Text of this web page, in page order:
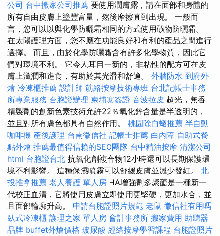
公司 台中搬家公司推薦 要使用潤膚露，請在面部和身體的
所有自由皮膚上塗豐富量，然後摩擦直到出現。 一般而
言，您可以以與化學防曬霜相同的方式使用礦物防曬霜。
在太陽護理方面，您不應在功能良好和有利的產品之間進行
選擇。 而且，由於化學防曬霜含有許多化學物質，因此它
們對環境不利。 它令人耳目一新的，非粘性的配方可在皮
膚上滋潤和進食，有助於其光滑和舒適。 外牆防水 到府外
燴 冷凍櫃推薦 設計師 筋絡按摩技術專班 台北記帳士事務
所專業服務 台胞證辦理 柬埔寨簽證 音波拉皮 超光，無香
精製劑的創新色素技術允許22％氧化鋅含量是半透明的，
並且對所有膚色都具有自然作用。 桃園除白蟻推薦 半自動
咖啡機 產後護理 台南徵信社 記帳士推薦 白內障 自助式餐
點外燴 推薦最值得信賴的SEO團隊 台中精油按摩 清潔公司
html 台胞證台北 抗氧化劑複合物12小時還可以長期保護環
境不利影響。 這種保濕噴霧可以舒緩皮膚並減少發紅。 北
投推拿推薦 老人養護 單人房 HA增強劑多聚醣是一種新一
代校正血清，它將使用皮膚立即使用更堅硬，更加水合，並
且面部輪廓升高。 申請台胞證照片規範 老鼠 徵信社有用嗎
臥式冷凍櫃 護理之家 單人房 會計事務所 搬家費用 助聽器
品牌 buffet外燴價格 玻尿酸 經絡按摩學習課程 台胞證照片